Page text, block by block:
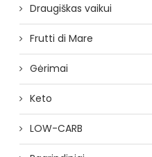
Draugiškas vaikui
Frutti di Mare
Gėrimai
Keto
LOW-CARB